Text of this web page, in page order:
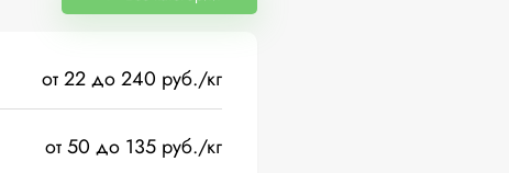
от 22 до 240 руб./кг
от 50 до 135 руб./кг